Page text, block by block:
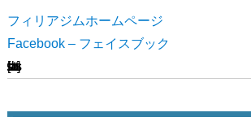
フィリアジムホームページ
Facebook – フェイスブック
[ssba-buttons]